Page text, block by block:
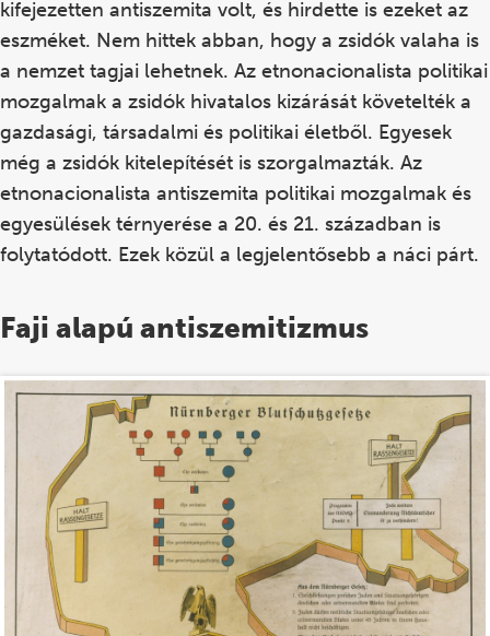
kifejezetten antiszemita volt, és hirdette is ezeket az
eszméket. Nem hittek abban, hogy a zsidók valaha is
a nemzet tagjai lehetnek. Az etnonacionalista politikai
mozgalmak a zsidók hivatalos kizárását követelték a
gazdasági, társadalmi és politikai életből. Egyesek
még a zsidók kitelepítését is szorgalmazták. Az
etnonacionalista antiszemita politikai mozgalmak és
egyesülések térnyerése a 20. és 21. században is
folytatódott. Ezek közül a legjelentősebb a náci párt.
Faji alapú antiszemitizmus